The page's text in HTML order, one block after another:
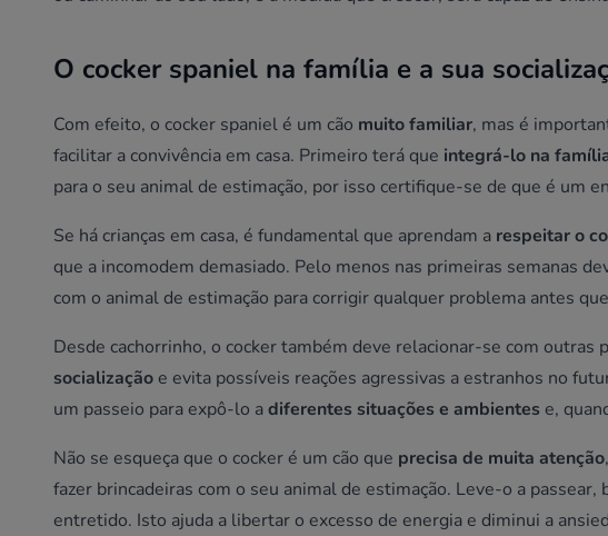
O cocker spaniel na família e a sua
Com efeito, o cocker spaniel é um cão muito familiar, mas é
facilitar a convivência em casa. Primeiro terá que integrá-lo na
para o seu animal de estimação, por isso certifique-se de que é um
Se há crianças em casa, é fundamental que aprendam a respeitar o
que a incomodem demasiado. Pelo menos nas primeiras semanas
com o animal de estimação para corrigir qualquer problema antes
Desde cachorrinho, o cocker também deve relacionar-se com
socialização e evita possíveis reações agressivas a estranhos no
um passeio para expô-lo adiferentes situações e ambientes e,
Não se esqueça que o cocker é um cão que precisa de muita atenção
fazer brincadeiras com o seu animal de estimação. Leve-o a
entretido. Isto ajuda a libertar o excesso de energia e diminui a